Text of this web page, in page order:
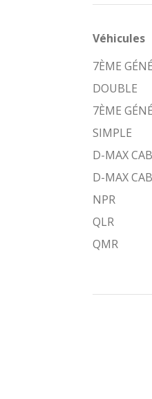
Véhicules
7ÈME
DOUBLE
7ÈME
SIMPLE
D-MAX
D-MAX
NPR
QLR
QMR